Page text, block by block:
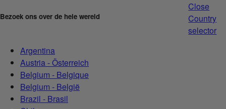
Bezoek ons over de hele wereld
Close
Country
selector
Argentina
Austria - Österreich
Belgium - Belgique
Belgium - België
Brazil - Brasil